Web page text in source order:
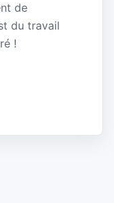
de
du travail
!